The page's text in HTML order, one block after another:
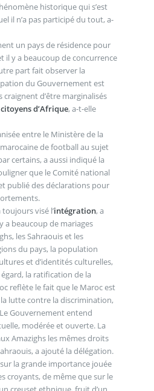
historique qui s’est
il n’a pas participé du tout, a-
un pays de résidence pour
il y a beaucoup de concurrence
part fait observer la
du Gouvernement est
d’être marginalisés
d’Afrique, a-t-elle
entre le Ministère de la
de football au sujet
certains, a aussi indiqué la
que le Comité national
publié des déclarations pour
visé l’intégration, a
a beaucoup de mariages
les Sahraouis et les
du pays, la population
et d’identités culturelles,
la ratification de la
reflète le fait que le Maroc est
lutte contre la discrimination,
Gouvernement entend
modérée et ouverte. La
Amazighs les mêmes droits
a ajouté la délégation.
la grande importance jouée
croyants, de même que sur le